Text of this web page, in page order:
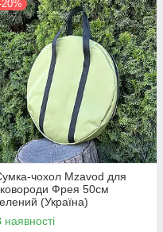
чохол Mzavod для
Фрея 50см
(Україна)
наявності